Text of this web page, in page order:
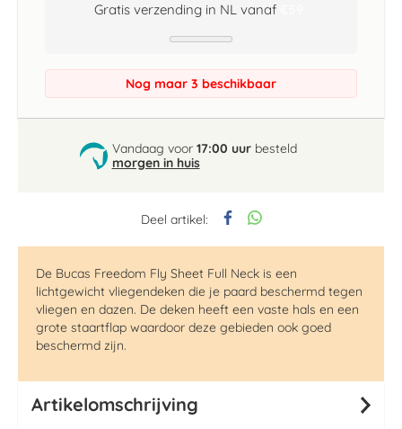
Deel artikel:
Gratis verzending in NL vanaf
Nog maar 3 beschikbaar
Vandaag voor 17:00 uurbesteld
morgen in huis
De Bucas Freedom Fly Sheet Full Neck is een
lichtgewicht vliegendeken die je paard beschermd tegen
vliegen en dazen. De deken heeft een vaste hals en een
grote staartflap waardoor deze gebieden ook goed
beschermd zijn.
Artikelomschrijving